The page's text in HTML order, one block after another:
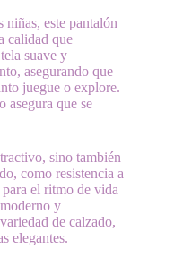
niñas, este pantalón
calidad que
suave y
asegurando que
juegue o explore.
asegura que se
sino también
como resistencia a
el ritmo de vida
y
de calzado,
elegantes.